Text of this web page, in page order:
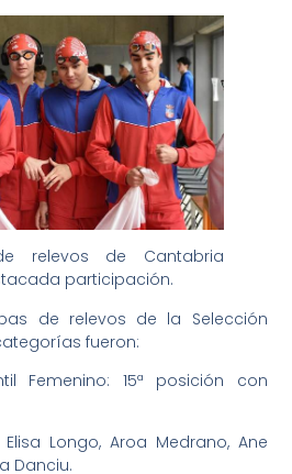
relevos de Cantabria
participación.
de relevos de la Selección
fueron:
Femenino: 15ª posición con
Longo, Aroa Medrano, Ane
Danciu.